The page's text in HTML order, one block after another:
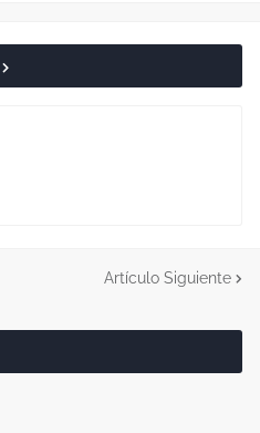
Artículo Siguiente